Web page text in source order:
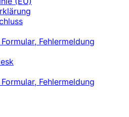
Fehlermeldung
Fehlermeldung